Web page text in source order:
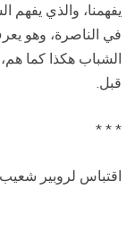
يفهمنا، والذي يفهم
في الناصرة، وهو
الشباب هكذا كما
قبل.
* * *
اقتباس لروبير شعيب